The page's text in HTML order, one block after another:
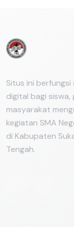
Situs ini
digital bagi
masyarakat
kegiatan SMA
di Kabupaten
Tengah.